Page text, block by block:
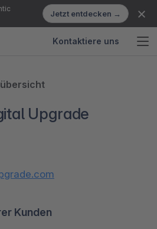
Jetzt entdecken →
Kontaktiere uns
Upgrade
Kunden